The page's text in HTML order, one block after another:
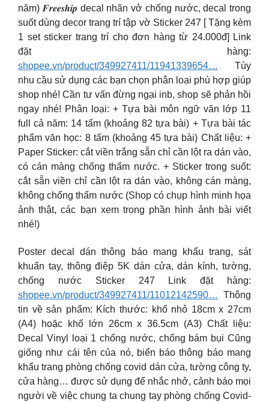
năm) 𝑭𝒓𝒆𝒆𝒔𝒉𝒊𝒑 decal nhãn vở chống nước, decal trong
suốt dùng decor trang trí tập vờ Sticker 247 [ Tặng kèm
1 set sticker trang trí cho đơn hàng từ 24.000đ] Link
đặt hàng:
shopee.vn/product/349927411/11941339654…
Tùy
nhu cầu sử dụng các bạn chọn phân loại phù hợp giúp
shop nhé! Cần tư vấn đừng ngại inb, shop sẽ phản hồi
ngay nhé! Phân loại: + Tựa bài môn ngữ văn lớp 11
full cả năm: 14 tấm (khoảng 82 tựa bài) + Tựa bài tác
phẩm văn học: 8 tấm (khoảng 45 tựa bài) Chất liệu: +
Paper Sticker: cắt viền trắng sẵn chỉ cần lột ra dán vào,
có cán màng chống thấm nước. + Sticker trong suốt:
cắt sẵn viền chỉ cần lột ra dán vào, không cán màng,
không chống thấm nước (Shop có chụp hình minh họa
ảnh thật, các bạn xem trong phần hình ảnh bài viết
nhé!)
Poster decal dán thông báo mang khẩu trang, sát
khuẩn tay, thông điệp 5K dán cửa, dán kính, tường,
chống nước Sticker 247 Link đặt hàng:
shopee.vn/product/349927411/11012142590…
Thông
tin về sản phẩm: Kích thước: khổ nhỏ 18cm x 27cm
(A4) hoặc khổ lớn 26cm x 36.5cm (A3) Chất liệu:
Decal Vinyl loại 1 chống nước, chống bám bụi Cũng
giống như cái tên của nó, biển báo thông báo mang
khẩu trang phòng chống covid dán cửa, tường công ty,
cửa hàng… được sử dụng để nhắc nhở, cảnh báo mọi
người về việc chung ta chung tay phòng chống Covid-